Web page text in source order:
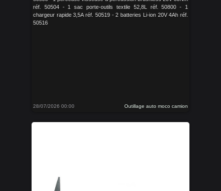
réf. 50504 - 1 sac porte-outils textile 52,8L réf. 50800 - 1
chargeur rapide 3,5A réf. 50519 - 2 batteries Li-ion 20V 4Ah réf.
50516
28/07/2026 00:00 Outillage auto moco camion